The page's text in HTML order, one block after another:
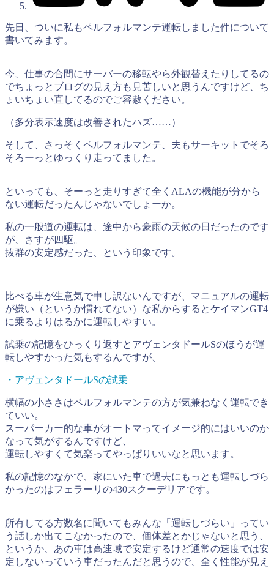
先日、ついに私もペルフォルマンテ運転しました件について
書いてみます。
今、仕事の合間にサーバーの移転やら外観替えたりしてるの
でちょっとブログの見え方も見苦しいと思うんですけど、ち
ょいちょい直してるのでご容赦ください。
（多分表示速度は改善されたハズ……）
そして、さっそくペルフォルマンテ、夫もサーキットでそろ
そろーっとゆっくり走ってました。
といっても、そーっと走りすぎて全くALAの機能が分から
ない運転だったんじゃないでしょーか。
私の一般道の運転は、途中から豪雨の天候の日だったのです
が、さすが四駆。
抜群の安定感だった、という印象です。
比べる車が生意気で申し訳ないんですが、マニュアルの運転
が嫌い（というか慣れてない）な私からするとケイマンGT4
に乗るよりはるかに運転しやすい。
試乗の記憶をひっくり返すとアヴェンタドールSのほうが運
転しやすかった気もするんですが、
・アヴェンタドールSの試乗
横幅の小ささはペルフォルマンテの方が気兼ねなく運転でき
ていい。
スーパーカー的な車がオートマってイメージ的にはいいのか
なって気がするんですけど、
運転しやすくて気楽ってやっぱりいいなと思います。
私の記憶のなかで、家にいた車で過去にもっとも運転しづら
かったのはフェラーリの430スクーデリアです。
所有してる方数名に聞いてもみんな「運転しづらい」ってい
う話しか出てこなかったので、個体差とかじゃないと思う、
というか、あの車は高速域で安定するけど通常の速度では安
定しないっていう車だったんだと思うので、全く性能が見え